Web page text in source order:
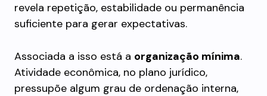
revela repetição, estabilidade ou permanência
suficiente para gerar expectativas.
Associada a isso está a organização mínima.
Atividade econômica, no plano jurídico,
pressupõe algum grau de ordenação interna,